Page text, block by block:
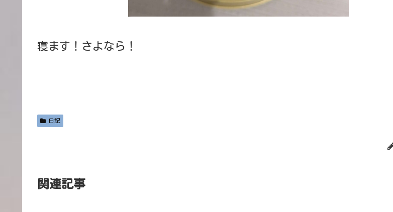
寝ます！さよなら！
日記
関連記事